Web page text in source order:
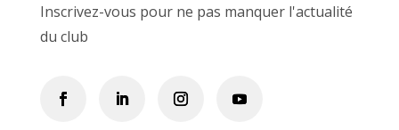
Inscrivez-vous pour ne pas manquer l'actualité
du club